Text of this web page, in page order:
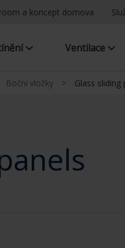
a koncept domova
Ventilace
Boční vložky > Glass sliding